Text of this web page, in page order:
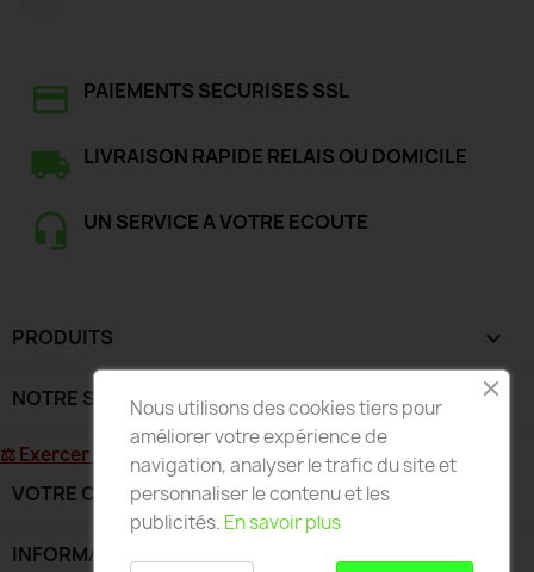
PAIEMENTS SECURISES SSL
LIVRAISON RAPIDE RELAIS OU DOMICILE
UN SERVICE A VOTRE ECOUTE
PRODUITS 
NOTRE SOCIÉTÉ 
⚖ Exercer mon droit de rétractation
VOTRE COMPTE
INFORMATIONS
Nous utilisons des cookies tiers pour
améliorer votre expérience de
navigation, analyser le trafic du site et
personnaliser le contenu et les
publicités. En savoir plus